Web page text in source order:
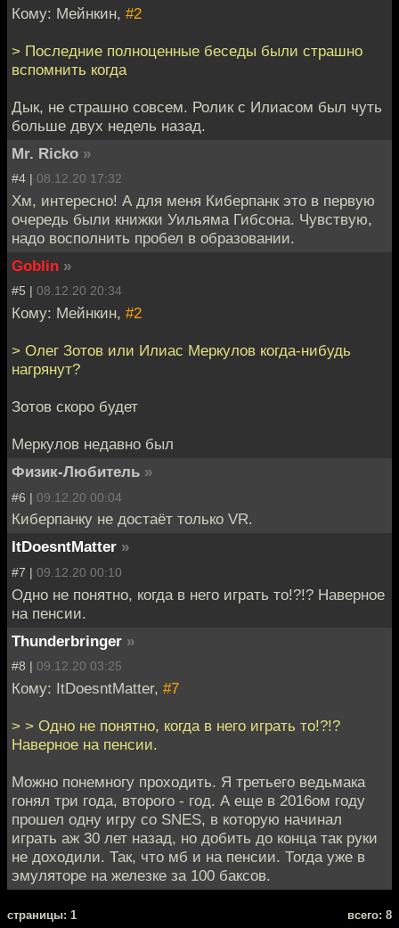
Кому: Мейнкин, #2
> Последние полноценные беседы были страшно
вспомнить когда
Дык, не страшно совсем. Ролик с Илиасом был чуть
больше двух недель назад.
Mr. Ricko »
#4 | 08.12.20 17:32
Хм, интересно! А для меня Киберпанк это в первую
очередь были книжки Уильяма Гибсона. Чувствую,
надо восполнить пробел в образовании.
Goblin »
#5 | 08.12.20 20:34
Кому: Мейнкин, #2
> Олег Зотов или Илиас Меркулов когда-нибудь
нагрянут?
Зотов скоро будет
Меркулов недавно был
Физик-Любитель »
#6 | 09.12.20 00:04
Киберпанку не достаёт только VR.
ItDoesntMatter »
#7 | 09.12.20 00:10
Одно не понятно, когда в него играть то!?!? Наверное
на пенсии.
Thunderbringer »
#8 | 09.12.20 03:25
Кому: ItDoesntMatter, #7
> > Одно не понятно, когда в него играть то!?!?
Наверное на пенсии.
Можно понемногу проходить. Я третьего ведьмака
гонял три года, второго - год. А еще в 2016ом году
прошел одну игру со SNES, в которую начинал
играть аж 30 лет назад, но добить до конца так руки
не доходили. Так, что мб и на пенсии. Тогда уже в
эмуляторе на железке за 100 баксов.
cтраницы: 1 всего: 8